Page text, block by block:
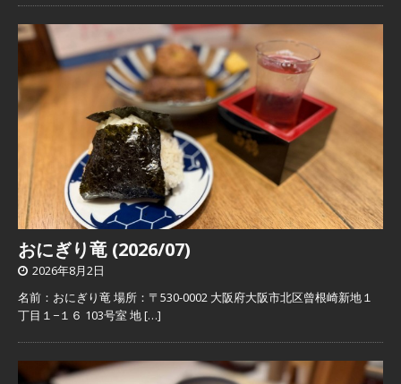
おにぎり竜 (2026/07)
2026年8月2日
名前：おにぎり竜 場所：〒530-0002 大阪府大阪市北区曾根崎新地１
丁目１−１６ 103号室 地[…]